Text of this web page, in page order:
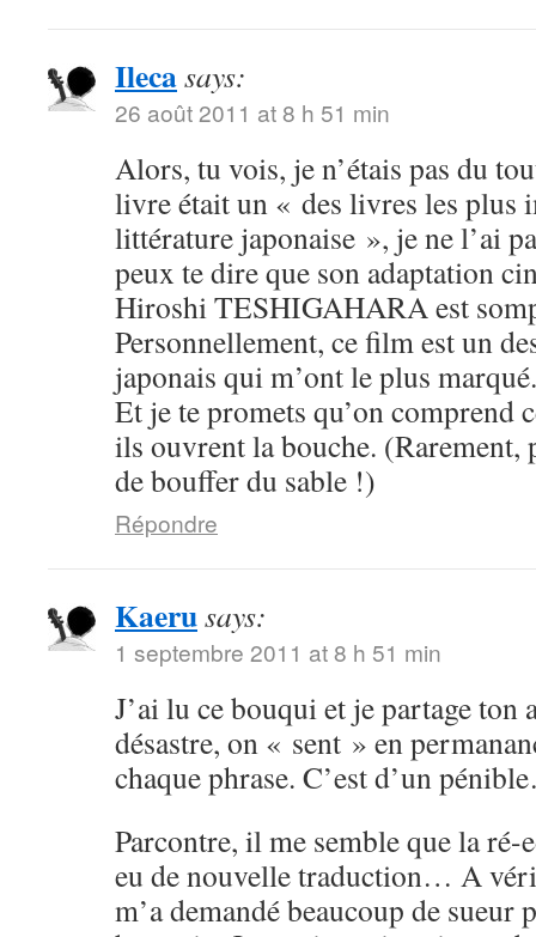
Ilecasays:
26 août 2011 at 8 h 51 min
Alors, tu vois, je n’étais pas du
livre était un « des livres les plus
littérature japonaise », je ne l’ai
peux te dire que son adaptation
Hiroshi TESHIGAHARA est
Personnellement, ce film est un
japonais qui m’ont le plus marqué.
Et je te promets qu’on comprend
ils ouvrent la bouche. (Rarement,
de bouffer du sable !)
Répondre
Kaerusays:
1 septembre 2011 at 8 h 51 min
J’ai lu ce bouqui et je partage ton
désastre, on « sent » en
chaque phrase. C’est d’un
Parcontre, il me semble que la ré-
eu de nouvelle traduction… A
m’a demandé beaucoup de